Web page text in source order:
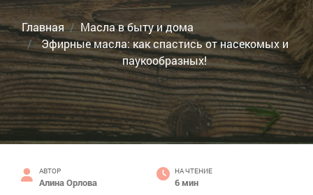
Главная
Масла в быту и дома
Эфирные масла: как спастись от насекомых и
паукообразных!
АВТОР
Алина Орлова
НА ЧТЕНИЕ
6 мин